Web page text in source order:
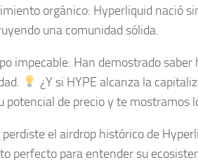
orgánico: Hyperliquid nació
una comunidad sólida.
impecable: Han demostrado saber
¿Y si HYPE alcanza la
potencial de precio y te mostramos
el airdrop histórico de
perfecto para entender su